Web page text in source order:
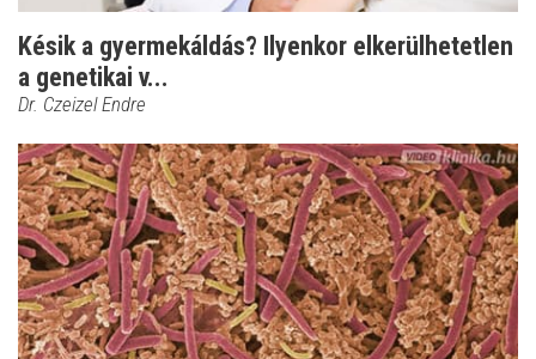
Késik a gyermekáldás? Ilyenkor elkerülhetetlen
a genetikai v...
Dr. Czeizel Endre